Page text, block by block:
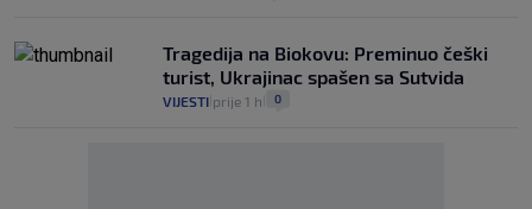
Tragedija na Biokovu: Preminuo češki
turist, Ukrajinac spašen sa Sutvida
VIJESTI prije 1 h 0